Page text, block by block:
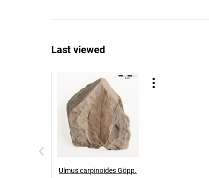
Last viewed
Ulmus carpinoides Göpp.